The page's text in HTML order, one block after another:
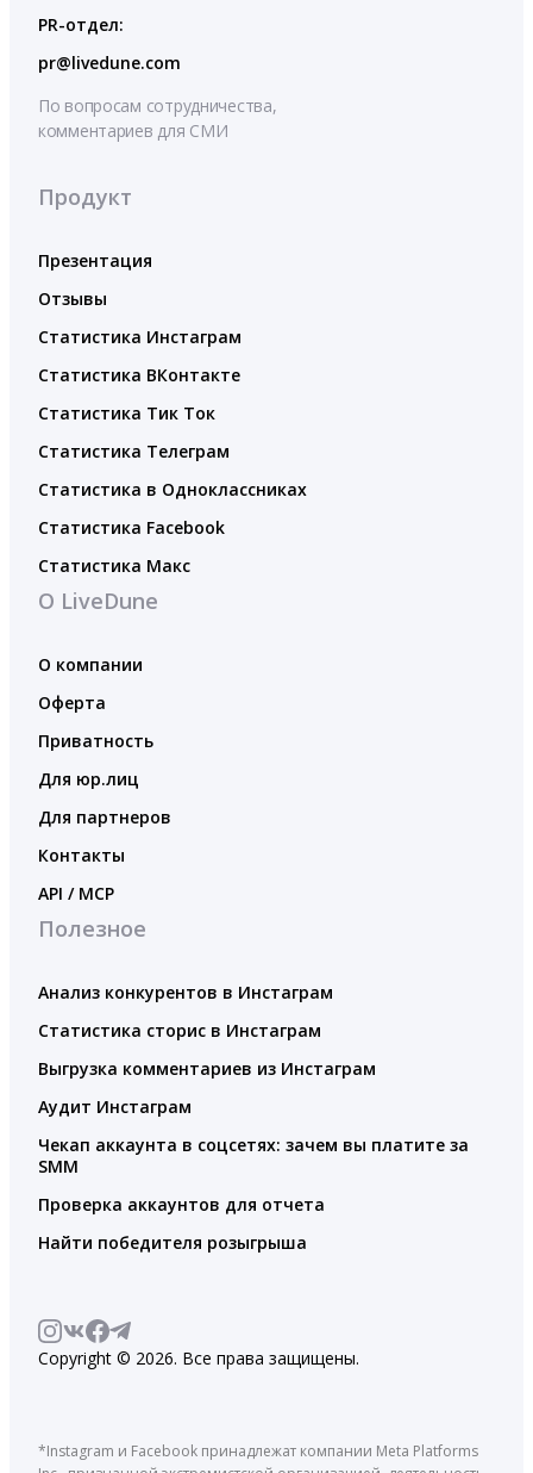
PR-отдел:
pr@livedune.com
По вопросам сотрудничества,
комментариев для СМИ
Продукт
Презентация
Отзывы
Статистика Инстаграм
Статистика ВКонтакте
Статистика Тик Ток
Статистика Телеграм
Статистика в Одноклассниках
Статистика Facebook
Статистика Макс
О LiveDune
О компании
Оферта
Приватность
Для юр.лиц
Для партнеров
Контакты
API / MCP
Полезное
Анализ конкурентов в Инстаграм
Статистика сторис в Инстаграм
Выгрузка комментариев из Инстаграм
Аудит Инстаграм
Чекап аккаунта в соцсетях: зачем вы платите за
SMM
Проверка аккаунтов для отчета
Найти победителя розыгрыша
Copyright © 2026. Все права защищены.
*Instagram и Facebook принадлежат компании Meta Platforms